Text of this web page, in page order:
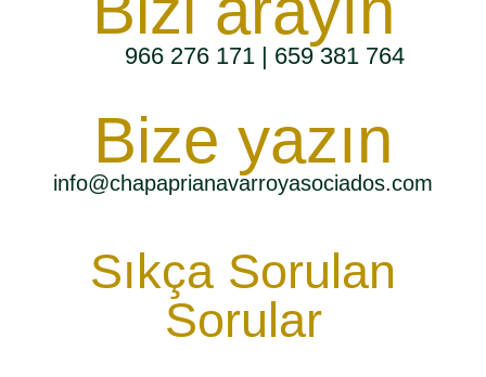
966 276 171 | 659 381 764
Bize yazın
info@chapaprianavarroyasociados.com
Sıkça Sorulan
Sorular